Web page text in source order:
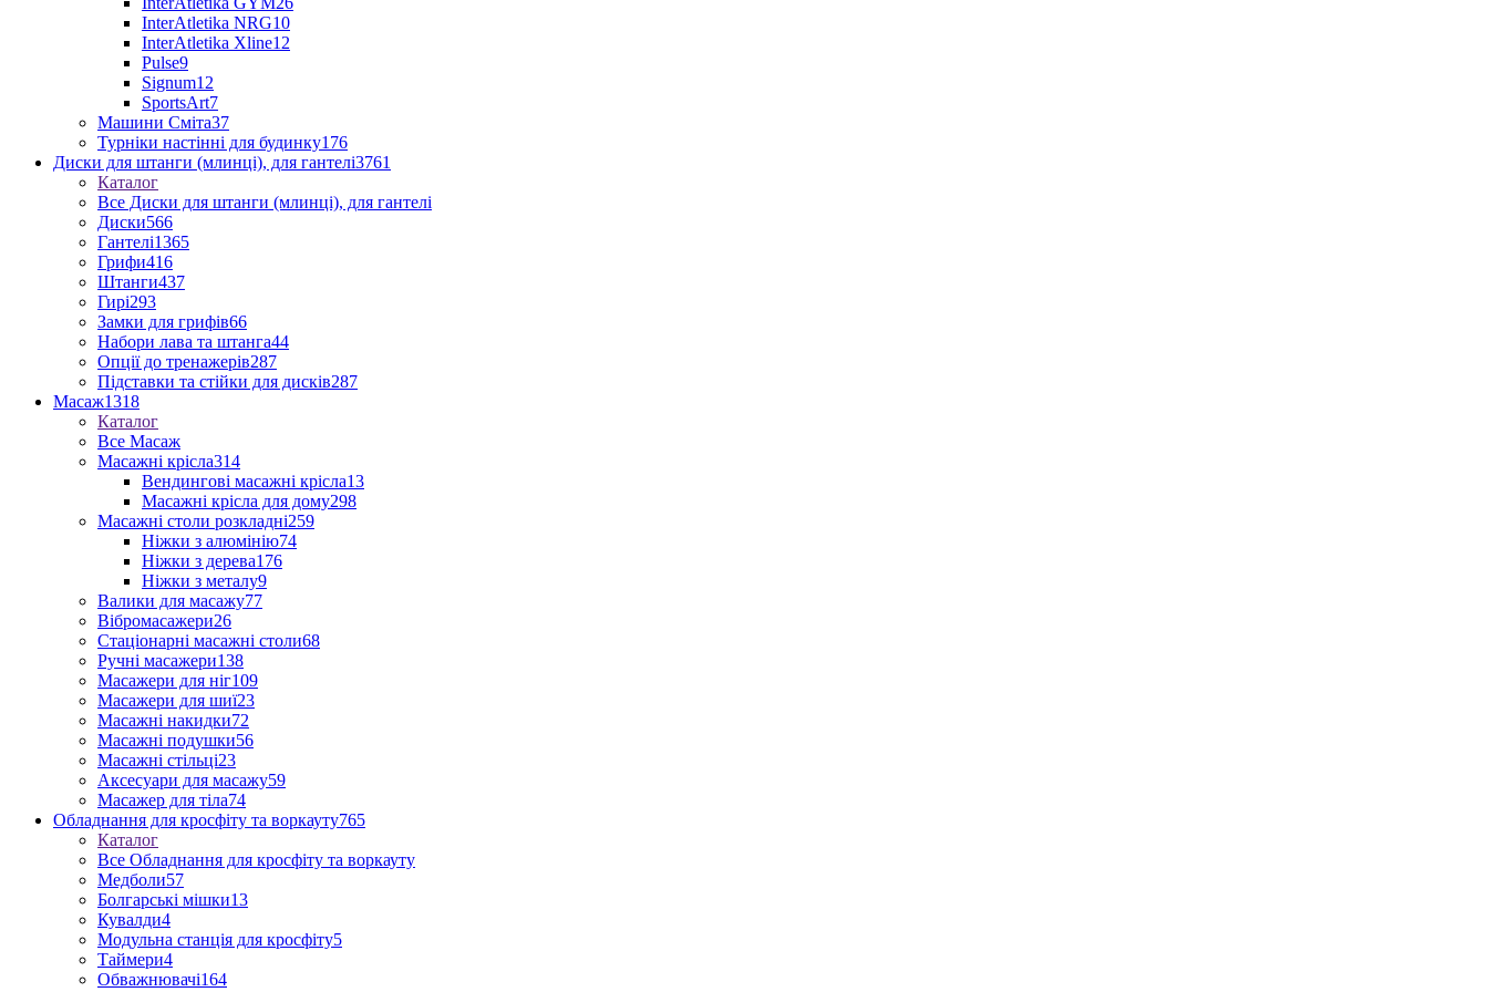
InterAtletika NRG10
InterAtletika Xline12
Pulse9
Signum12
SportsArt7
Машини Сміта37
Турніки настінні для будинку176
Диски для штанги (млинці), для гантелі3761
Каталог
Все Диски для штанги (млинці), для гантелі
Диски566
Гантелі1365
Грифи416
Штанги437
Гирі293
Замки для грифів66
Набори лава та штанга44
Опції до тренажерів287
Підставки та стійки для дисків287
Масаж1318
Каталог
Все Масаж
Масажні крісла314
Вендингові масажні крісла13
Масажні крісла для дому298
Масажні столи розкладні259
Ніжки з алюмінію74
Ніжки з дерева176
Ніжки з металу9
Валики для масажу77
Вібромасажери26
Стаціонарні масажні столи68
Ручні масажери138
Масажери для ніг109
Масажери для шиї23
Масажні накидки72
Масажні подушки56
Масажні стільці23
Аксесуари для масажу59
Масажер для тіла74
Обладнання для кросфіту та воркауту765
Каталог
Все Обладнання для кросфіту та воркауту
Медболи57
Болгарські мішки13
Кувалди4
Модульна станція для кросфіту5
Таймери4
Обважнювачі164